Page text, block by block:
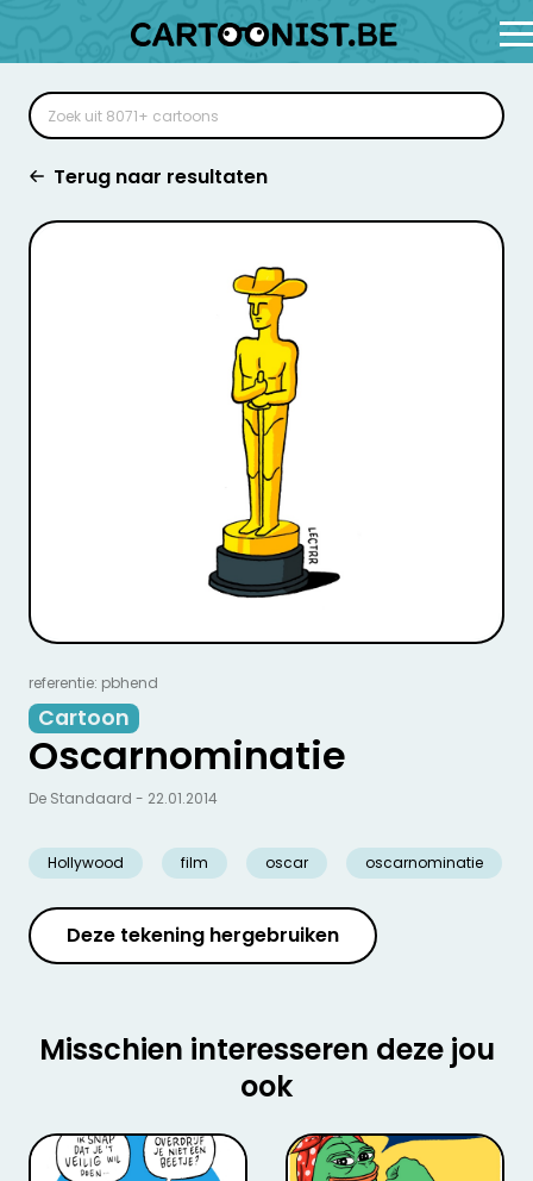
Terug naar resultaten
referentie: pbhend
Cartoon
Oscarnominatie
Hollywood film oscar oscarnominatie
De Standaard - 22.01.2014
Deze tekening hergebruiken
Misschien interesseren deze jou
ook